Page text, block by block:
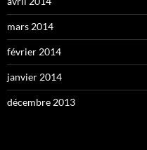
mars 2014
février 2014
janvier 2014
décembre 2013